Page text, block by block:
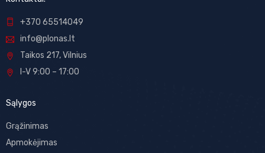
+370 65514049
info@plonas.lt
Taikos 217, Vilnius
I-V 9:00 – 17:00
Sąlygos
Grąžinimas
Apmokėjimas